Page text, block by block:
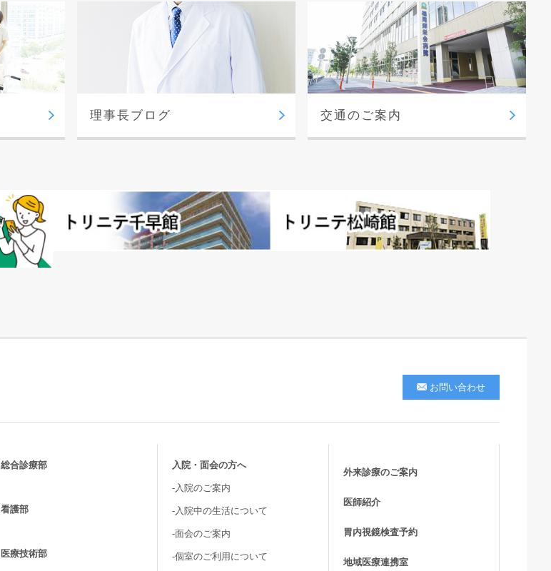
理事長ブログ 交通のご案内
お問い合わせ
総合診療部
看護部
医療技術部
入院・面会の方へ
-入院のご案内
-入院中の生活について
-面会のご案内
-個室のご利用について
外来診療のご案内
医師紹介
胃内視鏡検査予約
地域医療連携室